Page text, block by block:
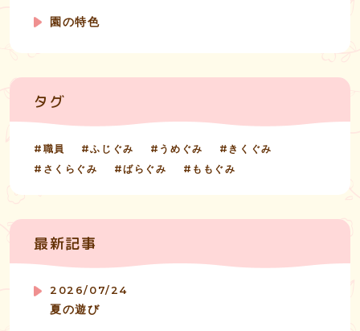
園の特色
タグ
職員 ふじぐみ うめぐみ
きくぐみ
さくらぐみ
ばらぐみ ももぐみ
最新記事
2026/07/24
夏の遊び